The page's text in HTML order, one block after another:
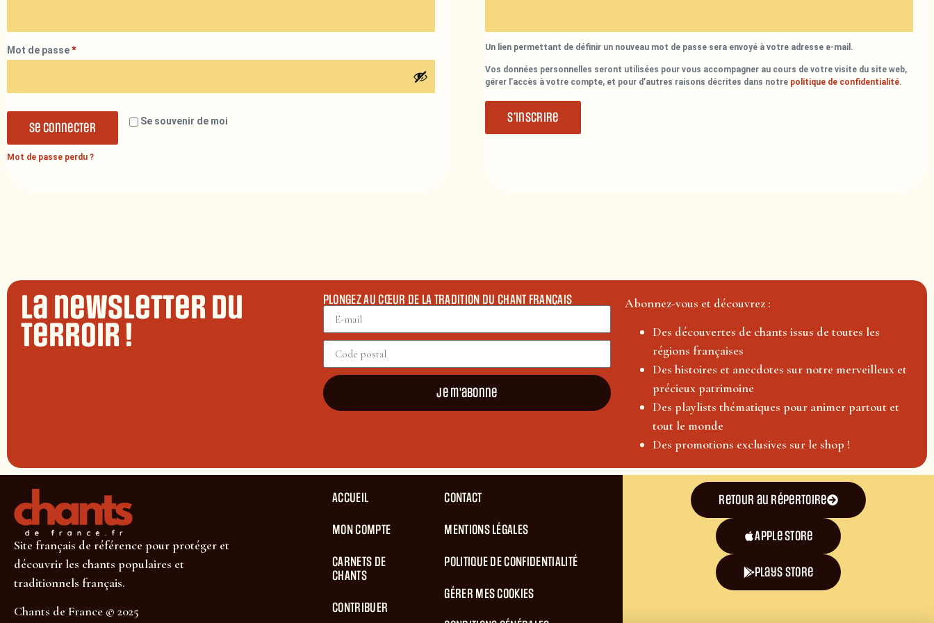
Mot de passe*
Se souvenir de moi
Se connecter
Mot de passe perdu ?
Un lien permettant de définir un nouveau mot de passe sera envoyé à votre adresse e-mail.
Vos données personnelles seront utilisées pour vous accompagner au cours de votre visite du site web,
gérer l’accès à votre compte, et pour d’autres raisons décrites dans notre politique de confidentialité.
S’inscrire
La newsletter du
terroir !
PLONGEZ AU CŒUR DE LA TRADITION DU CHANT FRANÇAIS
Je m'abonne
Abonnez-vous et découvrez :
Des découvertes de chants issus de toutes les
régions françaises
Des histoires et anecdotes sur notre merveilleux et
précieux patrimoine
Des playlists thématiques pour animer partout et
tout le monde
Des promotions exclusives sur le shop !
Site français de référence pour protéger et
découvrir les chants populaires et
traditionnels français.
Chants de France © 2025
ACCUEIL
MON COMPTE
CARNETS DE
CHANTS
CONTRIBUER
CONTACT
MENTIONS LÉGALES
POLITIQUE DE CONFIDENTIALITÉ
GÉRER MES COOKIES
Retour au répertoire
Apple Store
plays store